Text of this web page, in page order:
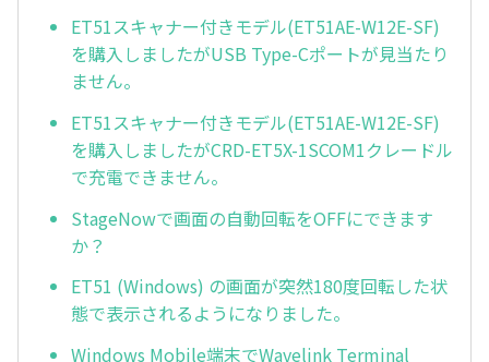
ET51スキャナー付きモデル(ET51AE-W12E-SF)
を購入しましたがUSB Type-Cポートが見当たり
ません。
ET51スキャナー付きモデル(ET51AE-W12E-SF)
を購入しましたがCRD-ET5X-1SCOM1クレードル
で充電できません。
StageNowで画面の自動回転をOFFにできます
か？
ET51 (Windows) の画面が突然180度回転した状
態で表示されるようになりました。
Windows Mobile端末でWavelink Terminal